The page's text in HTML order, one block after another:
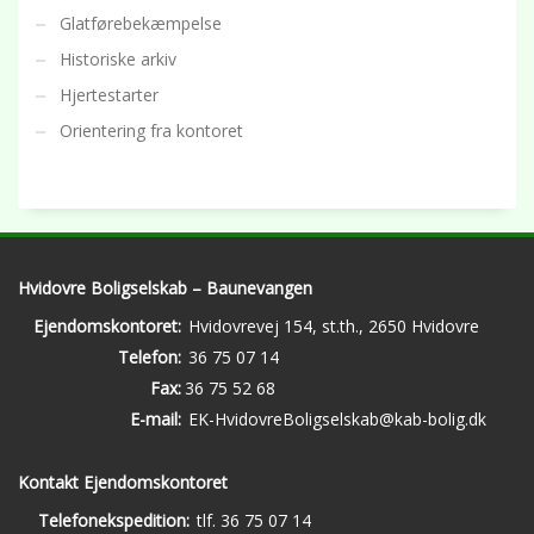
Glatførebekæmpelse
Historiske arkiv
Hjertestarter
Orientering fra kontoret
Hvidovre Boligselskab – Baunevangen
Ejendomskontoret: Hvidovrevej 154, st.th., 2650 Hvidovre
Telefon: 36 75 07 14
Fax: 36 75 52 68
E-mail: EK-HvidovreBoligselskab@kab-bolig.dk
Kontakt Ejendomskontoret
Telefonekspedition: tlf. 36 75 07 14